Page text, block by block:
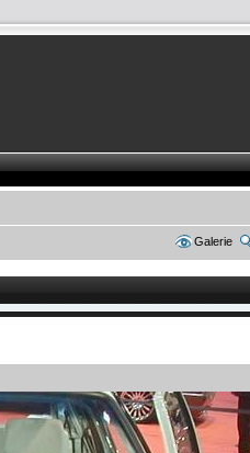
Galerie